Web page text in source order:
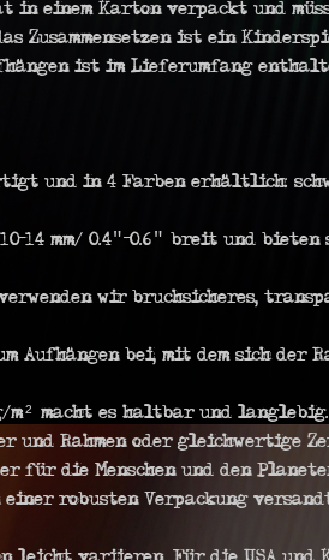
in einem Karton verpackt und
Zusammensetzen ist ein
ist im Lieferumfang
und in 4 Farben erhältlich:
10-14 mm/ 0.4″-0.6″ breit und
wir bruchsicheres,
Aufhängen bei, mit dem sich der
m² macht es haltbar und langlebig.
und Rahmen oder gleichwertige
für die Menschen und den
einer robusten Verpackung